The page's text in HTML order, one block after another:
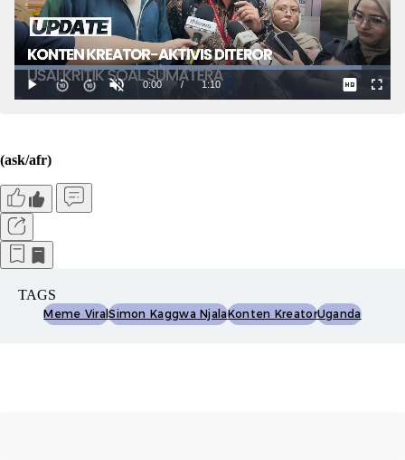
(ask/afr)
TAGS
Meme ViralSimon Kaggwa NjalaKonten KreatorUganda